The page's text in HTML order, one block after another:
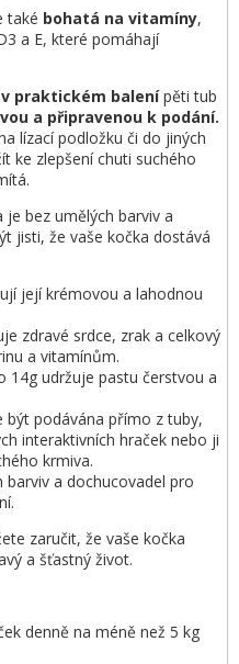
také bohatá na vitamíny,
a E, které pomáhají
v praktickém balenípěti tub
a připravenou k podání.
lízací podložku či do jiných
ke zlepšení chuti suchého
bez umělých barviv a
jisti, že vaše kočka dostává
její krémovou a lahodnou
zdravé srdce, zrak a celkový
a vitamínům.
14g udržuje pastu čerstvou a
být podávána přímo z tuby,
interaktivních hraček nebo ji
krmiva.
barviv a dochucovadel pro
zaručit, že vaše kočka
a šťastný život.
denně na méně než 5 kg